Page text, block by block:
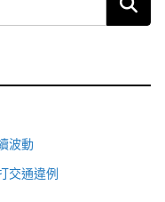
波動
交通違例